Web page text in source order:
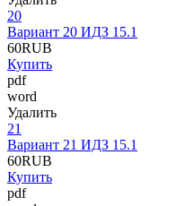
20
Вариант 20 ИДЗ 15.1
60RUB
Купить
pdf
word
Удалить
21
Вариант 21 ИДЗ 15.1
60RUB
Купить
pdf